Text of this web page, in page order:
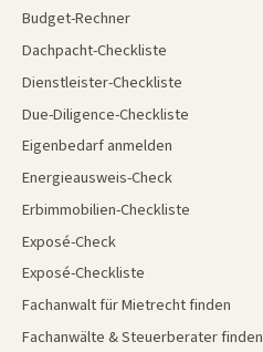
Budget-Rechner
Dachpacht-Checkliste
Dienstleister-Checkliste
Due-Diligence-Checkliste
Eigenbedarf anmelden
Energieausweis-Check
Erbimmobilien-Checkliste
Exposé-Check
Exposé-Checkliste
Fachanwalt für Mietrecht finden
Fachanwälte & Steuerberater finden